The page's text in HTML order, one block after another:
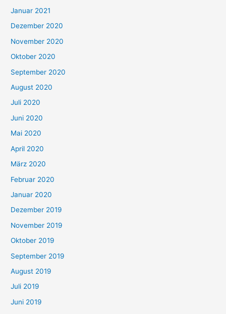
Januar 2021
Dezember 2020
November 2020
Oktober 2020
September 2020
August 2020
Juli 2020
Juni 2020
Mai 2020
April 2020
März 2020
Februar 2020
Januar 2020
Dezember 2019
November 2019
Oktober 2019
September 2019
August 2019
Juli 2019
Juni 2019